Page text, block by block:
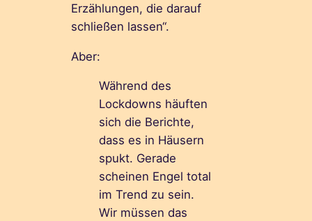
Erzählungen, die darauf
schließen lassen“.
Aber:
Während des
Lockdowns häuften
sich die Berichte,
dass es in Häusern
spukt. Gerade
scheinen Engel total
im Trend zu sein.
Wir müssen das